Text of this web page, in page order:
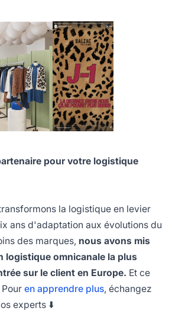
pour votre logistique
la logistique en levier
ans d'adaptation aux évolutions du
des marques, nous avons mis
logistique omnicanale la plus
sur le client en Europe. Et ce
en apprendre plus, échangez
experts ⬇️